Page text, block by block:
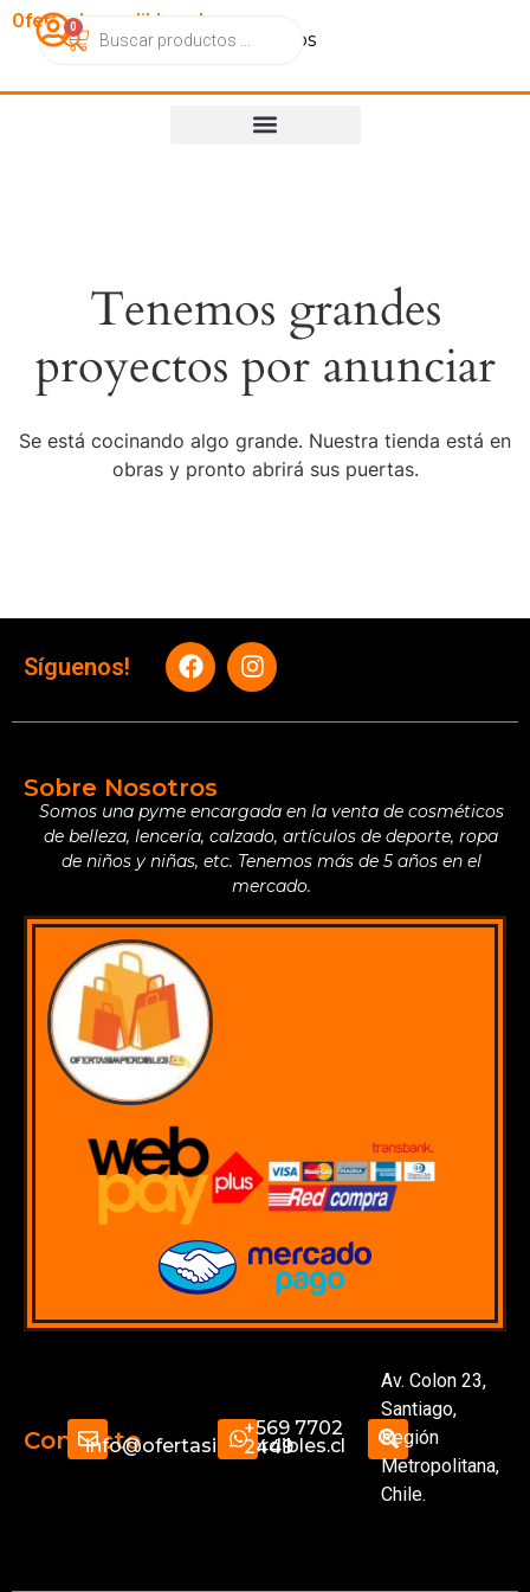
OfertasImperdibles.cl
CatálogoContactoNosotros
0
Tenemos grandes
proyectos por anunciar
Se está cocinando algo grande. Nuestra tienda está en
obras y pronto abrirá sus puertas.
Síguenos!
Sobre Nosotros
Somos una pyme encargada en la venta de cosméticos
de belleza, lencería, calzado, artículos de deporte, ropa
de niños y niñas, etc. Tenemos más de 5 años en el
mercado.
Contactoinfo@ofertasimperdibles.cl
+569 7702
2449
Av. Colon 23,
Santiago,
Región
Metropolitana,
Chile.